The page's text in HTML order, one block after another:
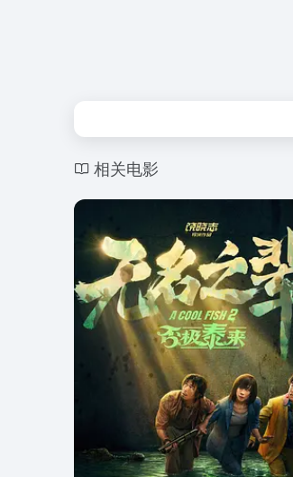
相关电影